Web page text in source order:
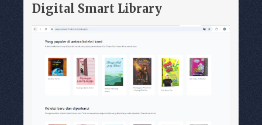
Digital Smart Library